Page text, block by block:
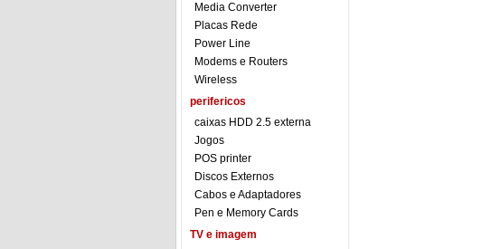
Media Converter
Placas Rede
Power Line
Modems e Routers
Wireless
perifericos
caixas HDD 2.5 externa
Jogos
POS printer
Discos Externos
Cabos e Adaptadores
Pen e Memory Cards
TV e imagem